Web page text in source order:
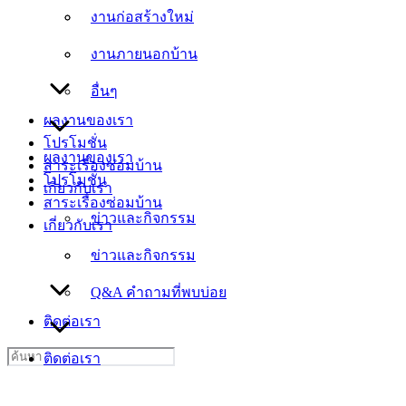
งานก่อสร้างใหม่
งานภายนอกบ้าน
อื่นๆ
ผลงานของเรา
โปรโมชั่น
สาระเรื่องซ่อมบ้าน
เกี่ยวกับเรา
ข่าวและกิจกรรม
Q&A คำถามที่พบบ่อย
ติดต่อเรา
งานภายนอกบ้าน
อื่นๆ
ผลงานของเรา
โปรโมชั่น
สาระเรื่องซ่อมบ้าน
เกี่ยวกับเรา
ข่าวและกิจกรรม
Q&A คำถามที่พบบ่อย
ติดต่อเรา
Search
for: